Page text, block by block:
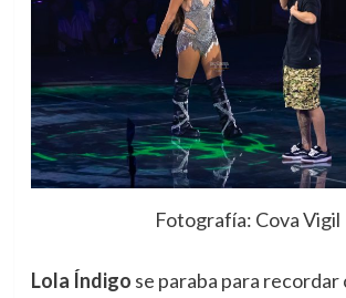
Fotografía: Cova Vigil
Lola Índigo se paraba para recordar